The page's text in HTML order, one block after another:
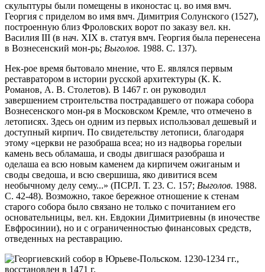
скульптуры были помещены в иконостас ц. во имя вмч.
Георгия с приделом во имя вмч. Димитрия Солунского (1527),
построенную близ Фроловских ворот по заказу вел. кн.
Василия III (в нач. XIX в. статуя вмч. Георгия была перенесена
в Вознесенский мон-рь; Выголов. 1988. С. 137).
Нек-рое время бытовало мнение, что Е. являлся первым
реставратором в истории русской архитектуры (К. К.
Романов, А. В. Столетов). В 1467 г. он руководил
завершением строительства пострадавшего от пожара собора
Вознесенского мон-ря в Московском Кремле, что отмечено в
летописях. Здесь он одним из первых использовал дешевый и
доступный кирпич. По свидетельству летописи, благодаря
этому «церкви не разобраша всеа; но из надворьа горелыи
камень весь обламаша, и своды двигшася разобраша и
оделаша еа всю новым каменем да кирпичем ожиганым и
своды сведоша, и всю свершиша, яко дивитися всем
необычному делу сему...» (ПСРЛ. Т. 23. С. 157; Выголов. 1988.
С. 42-48). Возможно, такое бережное отношение к стенам
старого собора было связано не только с почитанием его
основательницы, вел. кн. Евдокии Димитриевны (в иночестве
Евфросинии), но и с ограниченностью финансовых средств,
отведенных на реставрацию.